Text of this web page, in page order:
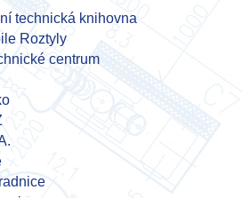
technická knihovna
Roztyly
centrum